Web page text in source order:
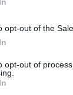
opt-out of the
opt-out of
έναν
έδαφος.
στην
η